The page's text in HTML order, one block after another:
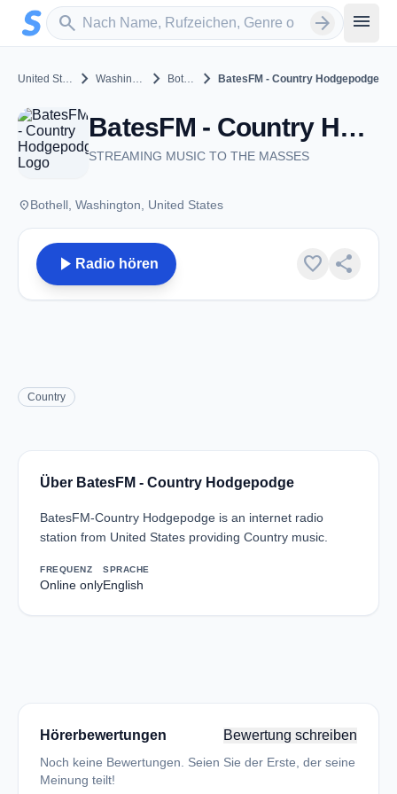
Zum Hauptinhalt springen
search
Sender suchen arrow_forward menu
United States chevron_right Washington chevron_right Bothell chevron_right BatesFM - Country Hodgepodge
BatesFM - Country Hodgepodge - Bothell, WA
STREAMING MUSIC TO THE MASSES
placeBothell, Washington, United States
play_arrow Radio hören favorite share
Country
Über BatesFM - Country Hodgepodge
BatesFM-Country Hodgepodge is an internet radio
station from United States providing Country music.
FREQUENZ
Online only
SPRACHE
English
Hörerbewertungen Bewertung schreiben
Noch keine Bewertungen. Seien Sie der Erste, der seine
Meinung teilt!